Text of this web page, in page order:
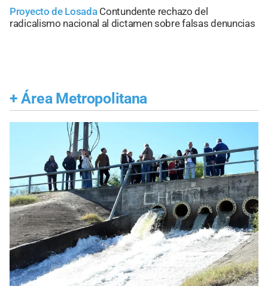
Proyecto de Losada Contundente rechazo del
radicalismo nacional al dictamen sobre falsas denuncias
+ Área Metropolitana